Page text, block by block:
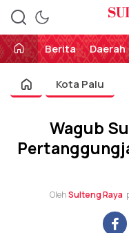
Berita
Daerah
Kota Palu
Wagub
OlehSulteng Raya